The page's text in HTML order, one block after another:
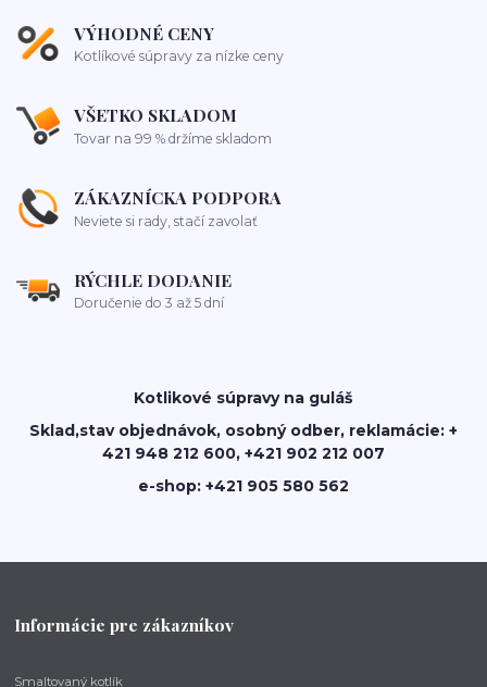
VÝHODNÉ CENY
Kotlíkové súpravy za nízke ceny
VŠETKO SKLADOM
Tovar na 99 % držíme skladom
ZÁKAZNÍCKA PODPORA
Neviete si rady, stačí zavolať
RÝCHLE DODANIE
Doručenie do 3 až 5 dní
Kotlikové súpravy na guláš
Sklad,stav objednávok, osobný odber, reklamácie: +
421 948 212 600, +421 902 212 007
e-shop: +421 905 580 562
Informácie pre zákazníkov
Smaltovaný kotlík